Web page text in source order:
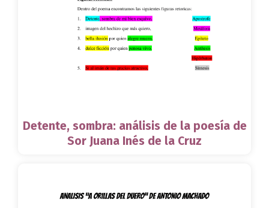
Detente, sombra: análisis de la poesía de
Sor Juana Inés de la Cruz